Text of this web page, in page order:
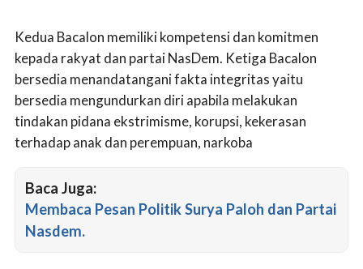
Kedua Bacalon memiliki kompetensi dan komitmen
kepada rakyat dan partai NasDem. Ketiga Bacalon
bersedia menandatangani fakta integritas yaitu
bersedia mengundurkan diri apabila melakukan
tindakan pidana ekstrimisme, korupsi, kekerasan
terhadap anak dan perempuan, narkoba
Baca Juga:
Membaca Pesan Politik Surya Paloh dan Partai
Nasdem.